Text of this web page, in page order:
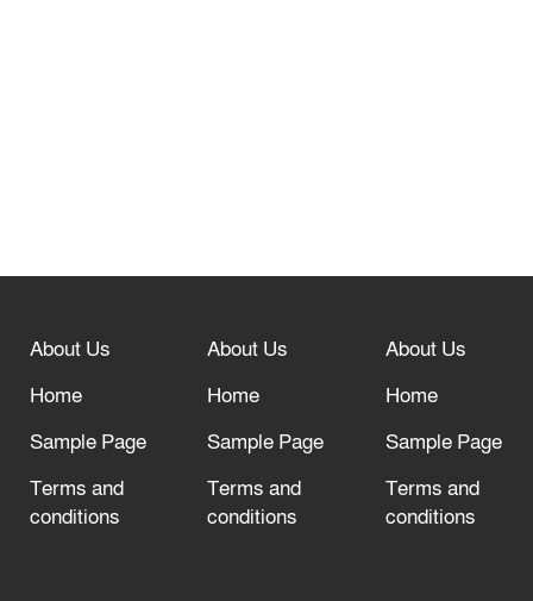
“অসহযোগ” আন্দোলনের হুমকি
দরজা খোলা রেখেছেন
About Us
Home
Sample Page
Terms and
conditions
About Us
Home
Sample Page
Terms and
conditions
About Us
Home
Sample Page
Terms and
conditions